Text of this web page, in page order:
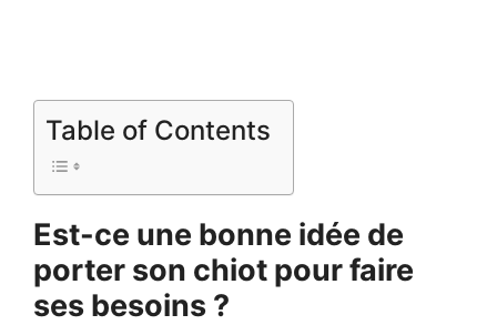
Table of Contents
Est-ce une bonne idée de
porter son chiot pour faire
ses besoins ?